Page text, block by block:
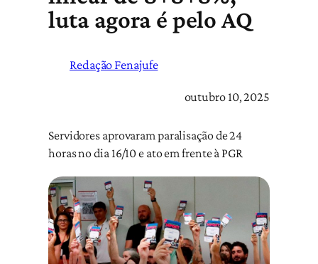
luta agora é pelo AQ
Redação Fenajufe
outubro 10, 2025
Servidores aprovaram paralisação de 24
horas no dia 16/10 e ato em frente à PGR